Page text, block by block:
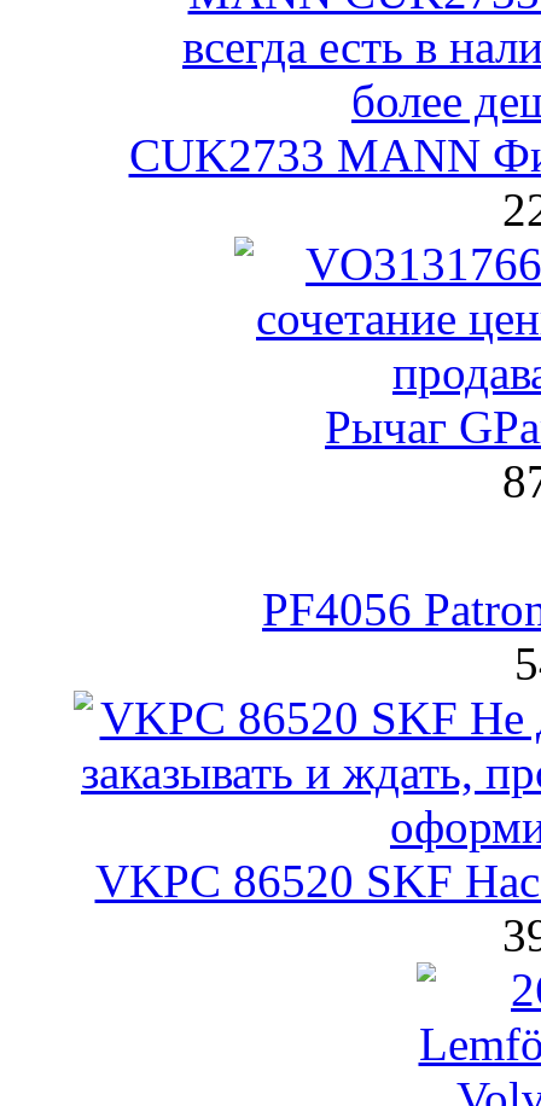
CUK2733 MANN
Рычаг
PF4056
VKPC 86520 SKF